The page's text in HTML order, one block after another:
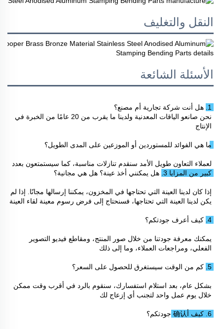
النقل والتغليف
الأسئلة الشائعة
1. هل أنت شركة تجارية أم مصنع؟
الإنتاج
ما هي الفوائد للمستوردين أو الموزعين على المدى الطويل؟
كبير من المزايا 3. هل يمكنني أخذ عينة؟ هل هي مجانية؟
يكن لدينا العينة التي تحتاجها، فسنحتاج إلى فرض رسوم معينة لقاء العينة
4. كيف أعرف جودتكم؟
الفعلي، ومراجعات العملاء، وما إلى ذلك
5. كم من الوقت سيستغرق للحصول على السعر؟
خلال يوم عمل واحد لتجنب أي إزعاج لك
6. كيف أ确认 جودتكم؟